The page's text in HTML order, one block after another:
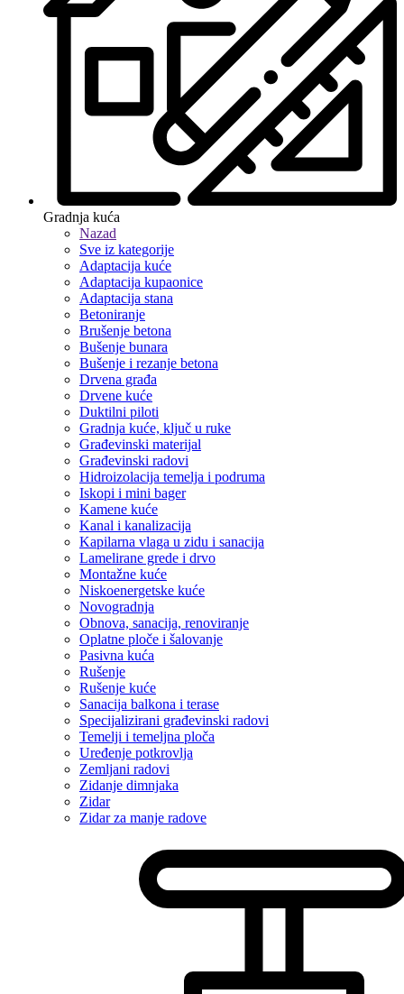
Gradnja kuća
Nazad
Sve iz kategorije
Adaptacija kuće
Adaptacija kupaonice
Adaptacija stana
Betoniranje
Brušenje betona
Bušenje bunara
Bušenje i rezanje betona
Drvena građa
Drvene kuće
Duktilni piloti
Gradnja kuće, ključ u ruke
Građevinski materijal
Građevinski radovi
Hidroizolacija temelja i podruma
Iskopi i mini bager
Kamene kuće
Kanal i kanalizacija
Kapilarna vlaga u zidu i sanacija
Lamelirane grede i drvo
Montažne kuće
Niskoenergetske kuće
Novogradnja
Obnova, sanacija, renoviranje
Oplatne ploče i šalovanje
Pasivna kuća
Rušenje
Rušenje kuće
Sanacija balkona i terase
Specijalizirani građevinski radovi
Temelji i temeljna ploča
Uređenje potkrovlja
Zemljani radovi
Zidanje dimnjaka
Zidar
Zidar za manje radove